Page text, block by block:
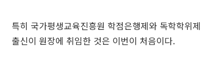
특히 국가평생교육진흥원 학점은행제와 독학학위제
출신이 원장에 취임한 것은 이번이 처음이다.